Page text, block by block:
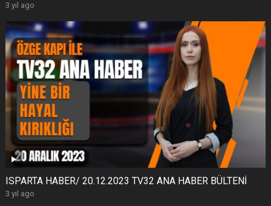
3 yıl ago
ISPARTA HABER/ 20.12.2023 TV32 ANA HABER BÜLTENİ
3 yıl ago